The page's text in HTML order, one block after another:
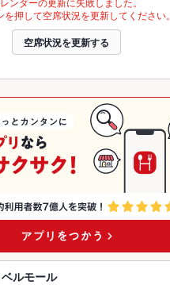
を押して空席状況を更新してください。
空席状況を更新する
ルモール